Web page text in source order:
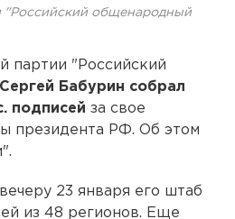
"Российский общенародный
партии "Российский
Сергей Бабурин собрал
подписей за свое
президента РФ. Об этом
23 января его штаб
из 48 регионов. Еще